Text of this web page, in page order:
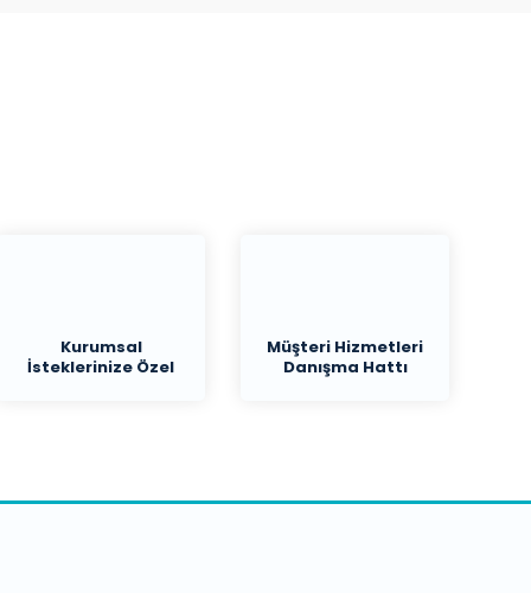
Kurumsal
İsteklerinize Özel
Müşteri Hizmetleri
Danışma Hattı